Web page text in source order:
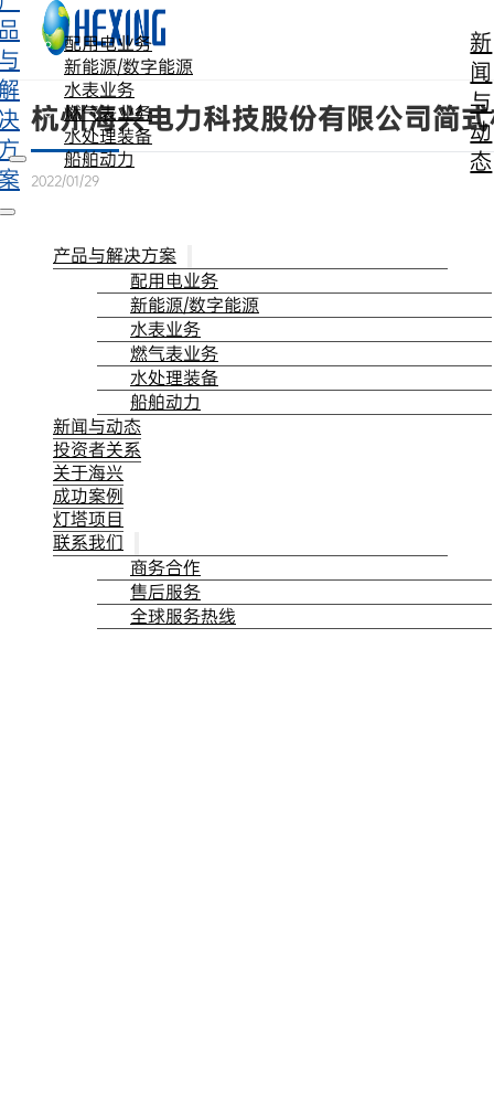
跳转到主要内容 跳转到页脚
配用电业务
新能源/数字能源
水表业务
燃气表业务
水处理装备
船舶动力
新
闻
与
动
态
产品与解决方案
配用电业务
新能源/数字能源
水表业务
燃气表业务
水处理装备
船舶动力
新闻与动态
投资者关系
关于海兴
成功案例
灯塔项目
联系我们
商务合作
售后服务
全球服务热线
杭州海兴电力科技股份有限公司简
2022/01/29